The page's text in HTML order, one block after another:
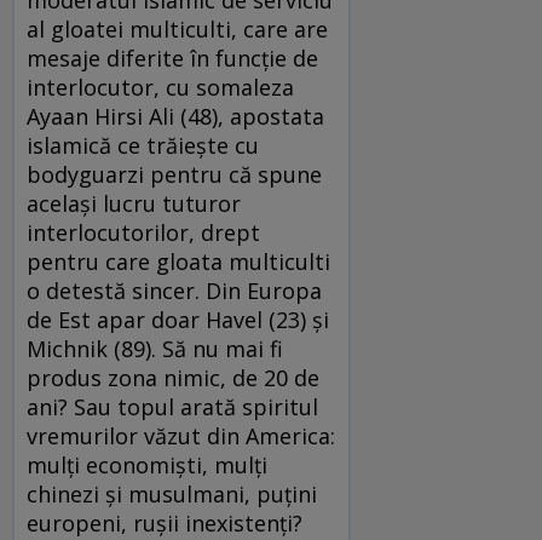
al gloatei multiculti, care are
mesaje diferite în funcţie de
interlocutor, cu somaleza
Ayaan Hirsi Ali (48), apostata
islamică ce trăieşte cu
bodyguarzi pentru că spune
acelaşi lucru tuturor
interlocutorilor, drept
pentru care gloata multiculti
o detestă sincer. Din Europa
de Est apar doar Havel (23) şi
Michnik (89). Să nu mai fi
produs zona nimic, de 20 de
ani? Sau topul arată spiritul
vremurilor văzut din America:
mulţi economişti, mulţi
chinezi şi musulmani, puţini
europeni, ruşii inexistenţi?